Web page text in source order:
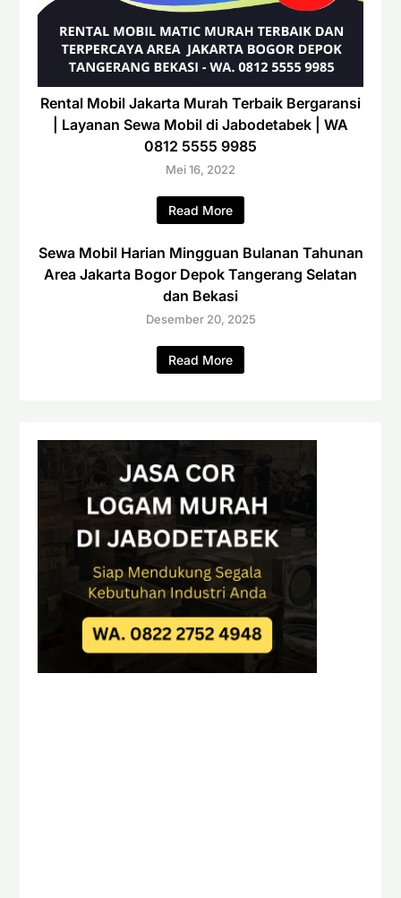
Rental Mobil Jakarta Murah Terbaik Bergaransi
| Layanan Sewa Mobil di Jabodetabek | WA
0812 5555 9985
Mei 16, 2022
Read More
Sewa Mobil Harian Mingguan Bulanan Tahunan
Area Jakarta Bogor Depok Tangerang Selatan
dan Bekasi
Desember 20, 2025
Read More